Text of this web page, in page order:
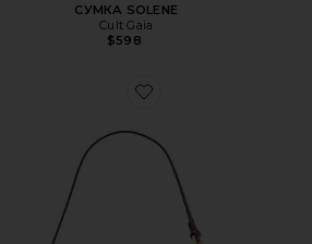
СУМКА SOLENE
Cult Gaia
$598
Favorite СУМКА PLAZA